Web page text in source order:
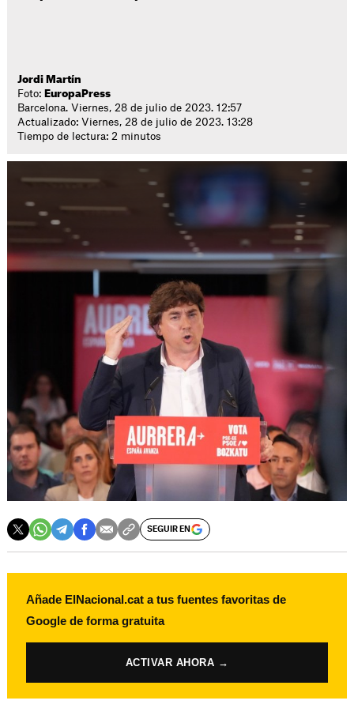
Jordi Martín
Foto: EuropaPress
Barcelona. Viernes, 28 de julio de 2023. 12:57
Actualizado: Viernes, 28 de julio de 2023. 13:28
Tiempo de lectura: 2 minutos
SEGUIR EN
Añade ElNacional.cat a tus fuentes favoritas de
Google de forma gratuita
ACTIVAR AHORA →